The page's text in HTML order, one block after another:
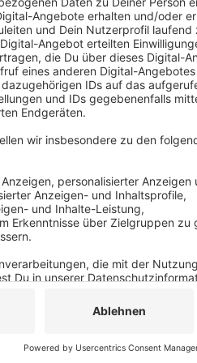
Grund dafür ist, dass es zum
wie Kontaktbeschränkungen,
Wochenende mit Staus zu
betroffen könnte bei uns in der
ab Gründonnerstag und am
einem zu großen Verkehrschaos
wirtschaftliche Sorgen durch
Anzeige